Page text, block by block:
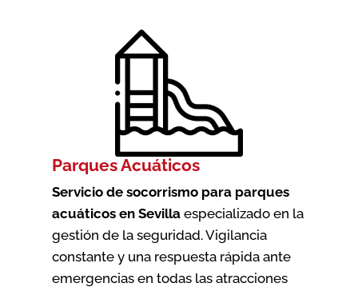
Parques Acuáticos
Servicio de socorrismo para parques
acuáticos en Sevilla especializado en la
gestión de la seguridad. Vigilancia
constante y una respuesta rápida ante
emergencias en todas las atracciones